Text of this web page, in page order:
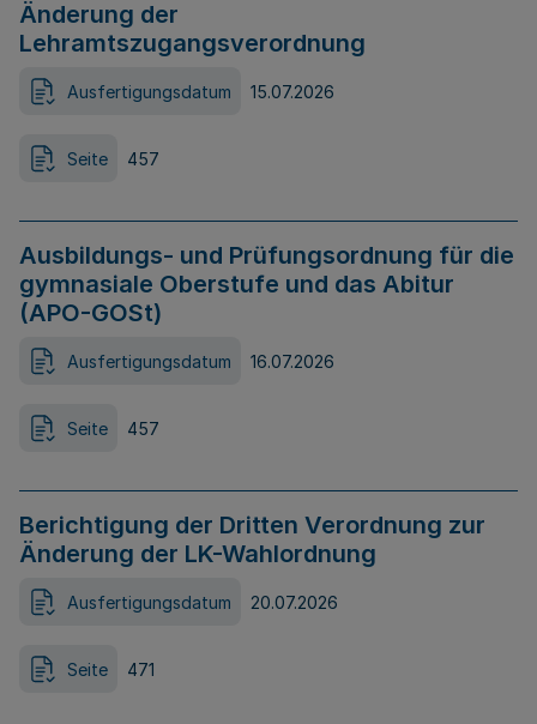
Änderung der
Lehramtszugangsverordnung
Ausfertigungsdatum 15.07.2026
Seite 457
Ausbildungs- und Prüfungsordnung für die
gymnasiale Oberstufe und das Abitur
(APO-GOSt)
Ausfertigungsdatum 16.07.2026
Seite 457
Berichtigung der Dritten Verordnung zur
Änderung der LK-Wahlordnung
Ausfertigungsdatum 20.07.2026
Seite 471